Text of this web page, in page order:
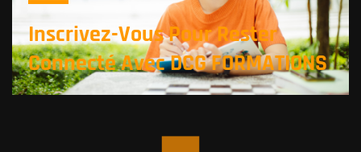
Inscrivez-Vous Pour Rester
Connecté Avec DCG FORMATIONS